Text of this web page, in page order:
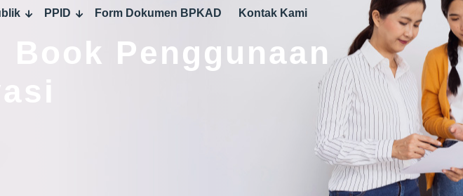
PPID Form Dokumen BPKAD Kontak Kami
Penggunaan